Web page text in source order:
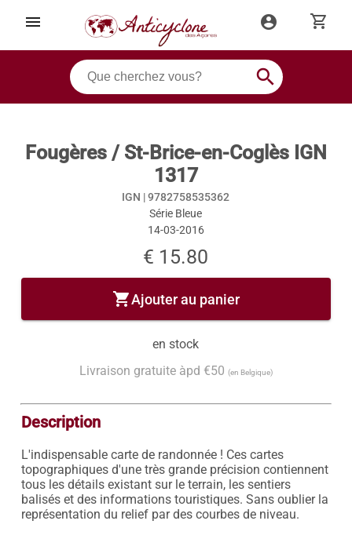
menu account_circle shopping_cart
search
Fougères / St-Brice-en-Coglès IGN
1317
IGN |9782758535362
Série Bleue
14-03-2016
€ 15.80
shopping_cartAjouter au panier
en stock
Livraison gratuite àpd €50 (en Belgique)
Description
L'indispensable carte de randonnée ! Ces cartes
topographiques d'une très grande précision contiennent
tous les détails existant sur le terrain, les sentiers
balisés et des informations touristiques. Sans oublier la
représentation du relief par des courbes de niveau.